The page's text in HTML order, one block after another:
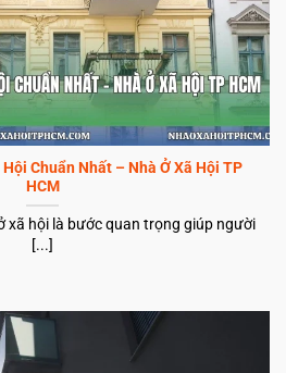
Chuẩn Nhất – Nhà Ở Xã Hội TP
HCM
xã hội là bước quan trọng giúp người
[...]